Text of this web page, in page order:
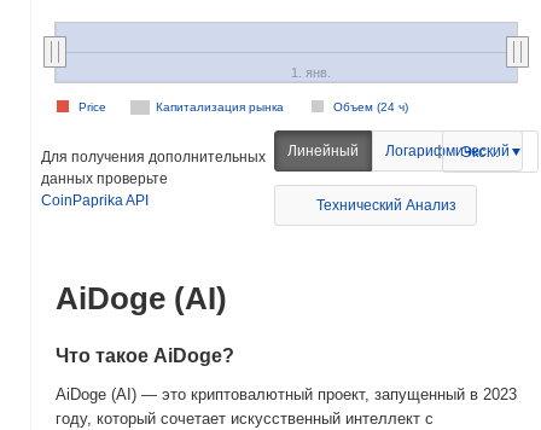
Капитализация рынка Объем (24 ч)
Price
1. янв.
Для получения дополнительных
данных проверьте
CoinPaprika API
Линейный Логарифмический
Экспорт
Технический Анализ
AiDoge (AI)
Что такое AiDoge?
AiDoge (AI) — это криптовалютный проект, запущенный в 2023
году, который сочетает искусственный интеллект с